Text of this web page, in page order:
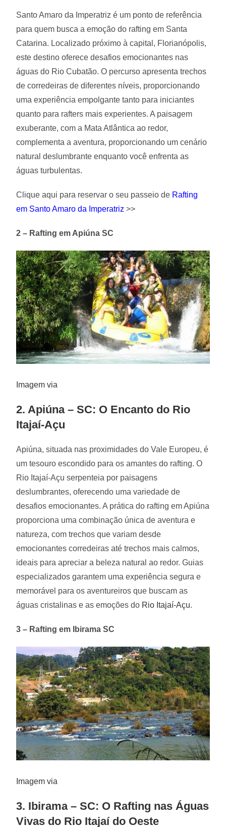
Santo Amaro da Imperatriz é um ponto de referência
para quem busca a emoção do rafting em Santa
Catarina. Localizado próximo à capital, Florianópolis,
este destino oferece desafios emocionantes nas
águas do Rio Cubatão. O percurso apresenta trechos
de corredeiras de diferentes níveis, proporcionando
uma experiência empolgante tanto para iniciantes
quanto para rafters mais experientes. A paisagem
exuberante, com a Mata Atlântica ao redor,
complementa a aventura, proporcionando um cenário
natural deslumbrante enquanto você enfrenta as
águas turbulentas.
Clique aqui para reservar o seu passeio de Rafting
em Santo Amaro da Imperatriz >>
2 – Rafting em Apiúna SC
Imagem via
2. Apiúna – SC: O Encanto do Rio
Itajaí-Açu
Apiúna, situada nas proximidades do Vale Europeu, é
um tesouro escondido para os amantes do rafting. O
Rio Itajaí-Açu serpenteia por paisagens
deslumbrantes, oferecendo uma variedade de
desafios emocionantes. A prática do rafting em Apiúna
proporciona uma combinação única de aventura e
natureza, com trechos que variam desde
emocionantes corredeiras até trechos mais calmos,
ideais para apreciar a beleza natural ao redor. Guias
especializados garantem uma experiência segura e
memorável para os aventureiros que buscam as
águas cristalinas e as emoções do Rio Itajaí-Açu.
3 – Rafting em Ibirama SC
Imagem via
3. Ibirama – SC: O Rafting nas Águas
Vivas do Rio Itajaí do Oeste